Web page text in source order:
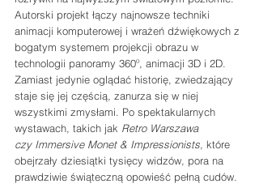
Autorski projekt łączy najnowsze techniki
animacji komputerowej i wrażeń dźwiękowych z
bogatym systemem projekcji obrazu w
technologii panoramy 360º, animacji 3D i 2D.
Zamiast jedynie oglądać historię, zwiedzający
staje się jej częścią, zanurza się w niej
wszystkimi zmysłami. Po spektakularnych
wystawach, takich jak Retro Warszawa
czy Immersive Monet & Impressionists, które
obejrzały dziesiątki tysięcy widzów, pora na
prawdziwie świąteczną opowieść pełną cudów.